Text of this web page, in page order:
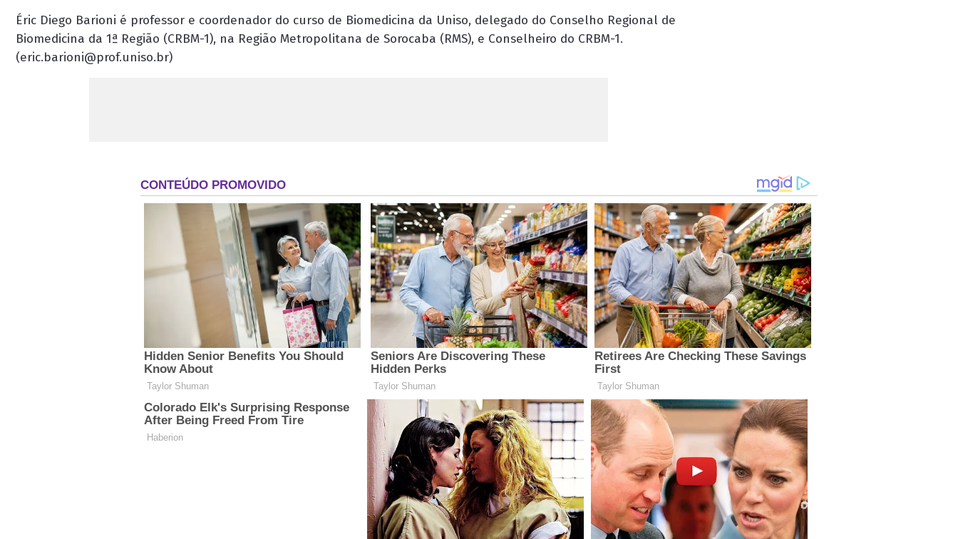
Éric Diego Barioni é professor e coordenador do curso de Biomedicina da Uniso, delegado do Conselho Regional de
Biomedicina da 1ª Região (CRBM-1), na Região Metropolitana de Sorocaba (RMS), e Conselheiro do CRBM-1.
(eric.barioni@prof.uniso.br)